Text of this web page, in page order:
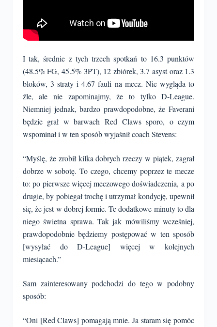
I tak, średnie z tych trzech spotkań to 16.3 punktów
(48.5% FG, 45.5% 3PT), 12 zbiórek, 3.7 asyst oraz 1.3
bloków, 3 straty i 4.67 fauli na mecz. Nie wygląda to
źle, ale nie zapominajmy, że to tylko D-League.
Niemniej jednak, bardzo prawdopodobne, że Faverani
będzie grał w barwach Red Claws sporo, o czym
wspominał i w ten sposób wyjaśnił coach Stevens:
“Myślę, że zrobił kilka dobrych rzeczy w piątek, zagrał
dobrze w sobotę. To czego, chcemy poprzez te mecze
to: po pierwsze więcej meczowego doświadczenia, a po
drugie, by pobiegał trochę i utrzymał kondycję, upewnił
się, że jest w dobrej formie. Te dodatkowe minuty to dla
niego świetna sprawa. Tak jak mówiliśmy wcześniej,
prawdopodobnie będziemy postępować w ten sposób
[wysyłać do D-League] więcej w kolejnych
miesiącach.”
Sam zainteresowany podchodzi do tego w podobny
sposób:
“Oni [Red Claws] pomagają mnie. Ja staram się pomóc